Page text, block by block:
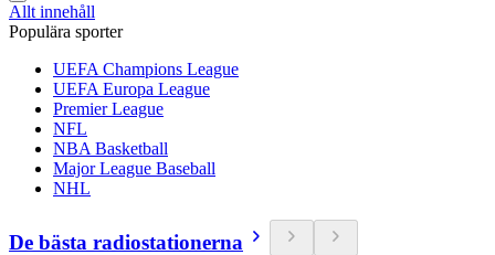
Allt innehåll
Populära sporter
UEFA Champions League
UEFA Europa League
Premier League
NFL
NBA Basketball
Major League Baseball
NHL
De bästa radiostationerna